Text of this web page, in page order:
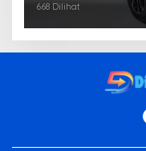
668 Dilihat